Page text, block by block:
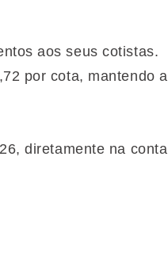
aos seus cotistas.
por cota, mantendo a
diretamente na conta